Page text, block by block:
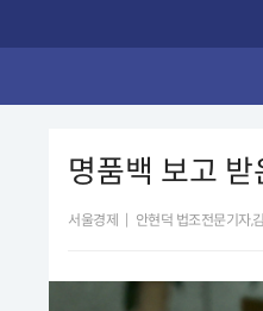
명품백 보고 받
서울경제 안현덕 법조전문기자,